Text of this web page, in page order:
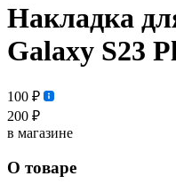
Накладка
Galaxy S23
100 ₽
200 ₽
в магазине
О товаре